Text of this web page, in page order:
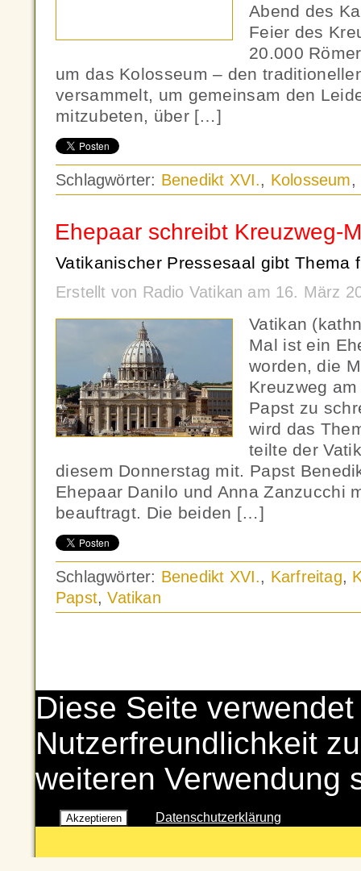
Abend des
Feier des
20.000
um das Kolosseum – den
versammelt, um gemeinsam den
mitzubeten, über […]
Schlagwörter: Benedikt XVI., Kolosseum,
Ehepaar schreibt Kreuzweg-
Vatikanischer Pressesaal gibt Thema
Erstellt von Radio Vatikan am 16. März
Vatikan
Mal ist ein
worden, die
Kreuzweg
Papst zu
wird das
teilte der
diesem Donnerstag mit. Papst
Ehepaar Danilo und Anna Zanzucchi
beauftragt. Die beiden […]
Schlagwörter: Benedikt XVI., Karfreitag,
Papst,Vatikan
Diese Seite
Nutzerfreundlichkeit
weiteren Verwendung
Akzeptieren Datenschutzerklärung